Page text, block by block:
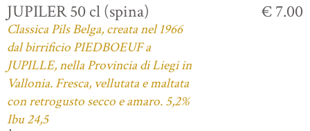
JUPILER 50 cl (spina)
Classica Pils Belga, creata nel 1966
dal birrificio PIEDBOEUF a
JUPILLE, nella Provincia di Liegi in
Vallonia. Fresca, vellutata e maltata
con retrogusto secco e amaro. 5,2%
Ibu 24,5
€ 7.00